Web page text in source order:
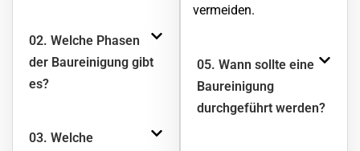
02. Welche Phasen
der Baureinigung gibt
es?
03. Welche
vermeiden.
05. Wann sollte eine
Baureinigung
durchgeführt werden?